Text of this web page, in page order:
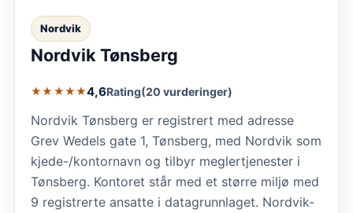
Nordvik
Nordvik Tønsberg
★★★★★4,6Rating(20 vurderinger)
Nordvik Tønsberg er registrert med adresse
Grev Wedels gate 1, Tønsberg, med Nordvik som
kjede-/kontornavn og tilbyr meglertjenester i
Tønsberg. Kontoret står med et større miljø med
9 registrerte ansatte i datagrunnlaget. Nordvik-